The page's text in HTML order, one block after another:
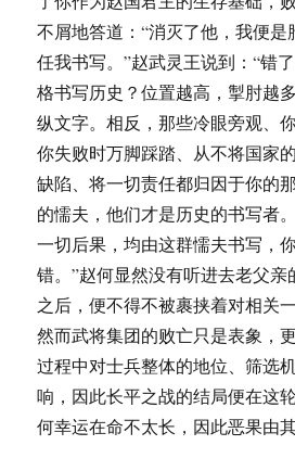
不屑地答道：“消灭了他，我便
任我书写。”赵武灵王说到：“错
格书写历史？位置越高，掣肘越
纵文字。相反，那些冷眼旁观、
你失败时万脚踩踏、从不将国家
缺陷、将一切责任都归因于你的
的懦夫，他们才是历史的书写者
一切后果，均由这群懦夫书写，
错。”赵何显然没有听进去老父
之后，便不得不被裹挟着对相关
然而武将集团的败亡只是表象，
过程中对士兵整体的地位、筛选
响，因此长平之战的结局便在这
何幸运在命不太长，因此恶果由